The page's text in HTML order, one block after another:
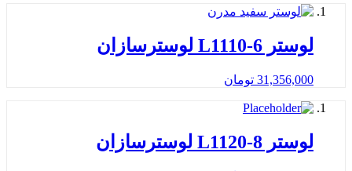
لوستر L1110-6 لوسترسازان
31,356,000 تومان
لوستر L1120-8 لوسترسازان